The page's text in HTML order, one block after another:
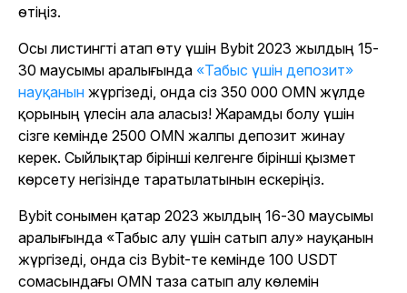
өтіңіз.
Осы листингті атап өту үшін Bybit 2023 жылдың 15-
30 маусымы аралығында «Табыс үшін депозит»
науқанын жүргізеді, онда сіз 350 000 OMN жүлде
қорының үлесін ала аласыз! Жарамды болу үшін
сізге кемінде 2500 OMN жалпы депозит жинау
керек. Сыйлықтар бірінші келгенге бірінші қызмет
көрсету негізінде таратылатынын ескеріңіз.
Bybit сонымен қатар 2023 жылдың 16-30 маусымы
аралығында «Табыс алу үшін сатып алу» науқанын
жүргізеді, онда сіз Bybit-те кемінде 100 USDT
сомасындағы OMN таза сатып алу көлемін